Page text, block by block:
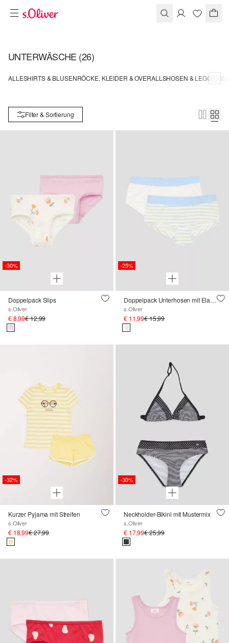
UNTERWÄSCHE (26)
ALLESHIRTS & BLUSENRÖCKE, KLEIDER & OVERALLSHOSEN & LEGGINGS
Filter & Sortierung
-30%
Doppelpack Slips
s.Oliver
€ 8,99€ 12,99
-25%
Doppelpack Unterhosen mit Elastikbund
s.Oliver
€ 11,99€ 15,99
-32%
Kurzer Pyjama mit Streifen
s.Oliver
€ 18,99€ 27,99
-30%
Neckholder-Bikini mit Mustermix
s.Oliver
€ 17,99€ 25,99